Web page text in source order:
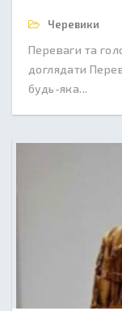
Черевики
Переваги та
доглядати
будь-яка...